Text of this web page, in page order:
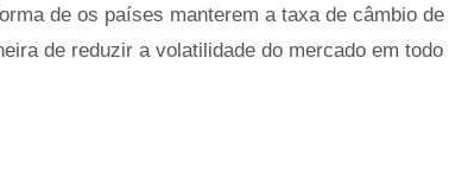
de os países manterem a taxa de câmbio de
de reduzir a volatilidade do mercado em todo